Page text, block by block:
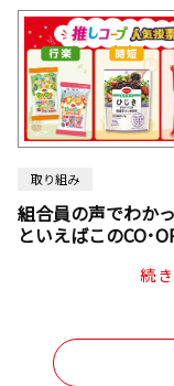
取り組み
組合員の声でわ
といえばこのCO･
続